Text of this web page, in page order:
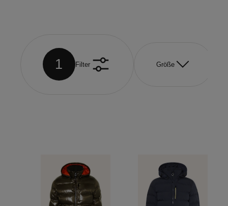
1 Filter Größe